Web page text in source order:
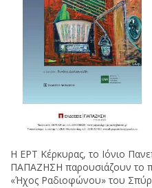
Η ΕΡΤ Κέρκυρας, το Ιόνιο
ΠΑΠΑΖΗΣΗ παρουσιάζουν το
«Ήχος Ραδιοφώνου» του